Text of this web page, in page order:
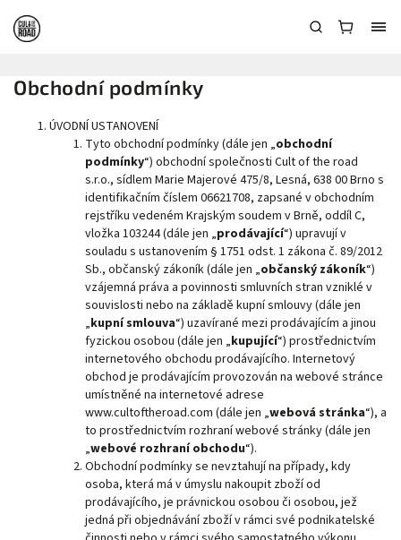
Obchodní podmínky
ÚVODNÍ USTANOVENÍ
Tyto obchodní podmínky (dále jen „obchodní
podmínky“) obchodní společnosti Cult of the road
s.r.o., sídlem Marie Majerové 475/8, Lesná, 638 00 Brno s
identifikačním číslem 06621708, zapsané v obchodním
rejstříku vedeném Krajským soudem v Brně, oddíl C,
vložka 103244 (dále jen „prodávající“) upravují v
souladu s ustanovením § 1751 odst. 1 zákona č. 89/2012
Sb., občanský zákoník (dále jen „občanský zákoník“)
vzájemná práva a povinnosti smluvních stran vzniklé v
souvislosti nebo na základě kupní smlouvy (dále jen
„kupní smlouva“) uzavírané mezi prodávajícím a jinou
fyzickou osobou (dále jen „kupující“) prostřednictvím
internetového obchodu prodávajícího. Internetový
obchod je prodávajícím provozován na webové stránce
umístněné na internetové adrese
www.cultoftheroad.com (dále jen „webová stránka“), a
to prostřednictvím rozhraní webové stránky (dále jen
„webové rozhraní obchodu“).
Obchodní podmínky se nevztahují na případy, kdy
osoba, která má v úmyslu nakoupit zboží od
prodávajícího, je právnickou osobou či osobou, jež
jedná při objednávání zboží v rámci své podnikatelské